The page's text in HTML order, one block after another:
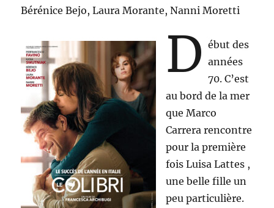
Bérénice Bejo, Laura Morante, Nanni Moretti
D ébut des
années
70. C’est
au bord de la mer
que Marco
Carrera rencontre
pour la première
fois Luisa Lattes ,
une belle fille un
peu particulière.